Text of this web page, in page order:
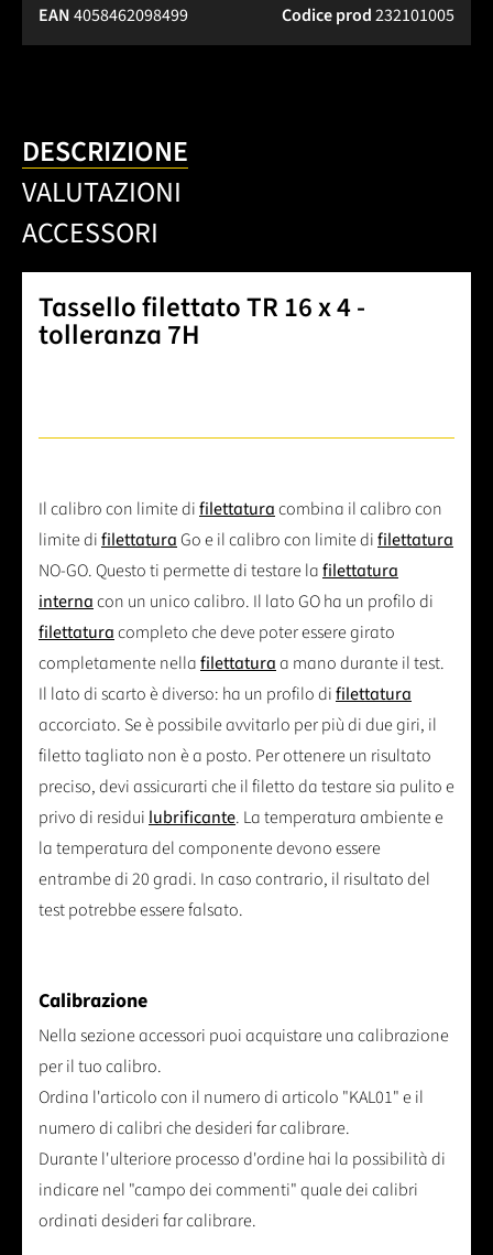
Codice prod232101005
EAN4058462098499
DESCRIZIONE
VALUTAZIONI
ACCESSORI
Tassello filettato TR 16 x 4 -
tolleranza 7H
Il calibro con limite difilettaturacombina il calibro con
limite difilettaturaGo e il calibro con limite difilettatura
NO-GO. Questo ti permette di testare lafilettatura
internacon un unico calibro. Il lato GO ha un profilo di
filettaturacompleto che deve poter essere girato
completamente nellafilettaturaa mano durante il test.
Il lato di scarto è diverso: ha un profilo difilettatura
accorciato. Se è possibile avvitarlo per più di due giri, il
filetto tagliato non è a posto. Per ottenere un risultato
preciso, devi assicurarti che il filetto da testare sia pulito e
privo di residui lubrificante. La temperatura ambiente e
la temperatura del componente devono essere
entrambe di 20 gradi. In caso contrario, il risultato del
test potrebbe essere falsato.
Calibrazione
Nella sezione accessori puoi acquistare una calibrazione
per il tuo calibro.
Ordina l'articolo con il numero di articolo "KAL01" e il
numero di calibri che desideri far calibrare.
Durante l'ulteriore processo d'ordine hai la possibilità di
indicare nel "campo dei commenti" quale dei calibri
ordinati desideri far calibrare.